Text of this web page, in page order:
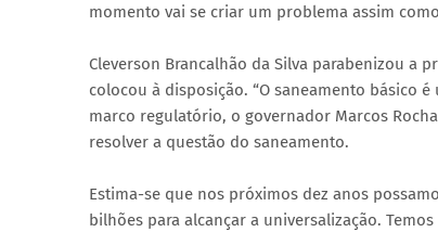
momento vai se criar um problema assim
Cleverson Brancalhão da Silva parabenizou a
colocou à disposição. “O saneamento básico
marco regulatório, o governador Marcos
resolver a questão do saneamento.
Estima-se que nos próximos dez anos
bilhões para alcançar a universalização.